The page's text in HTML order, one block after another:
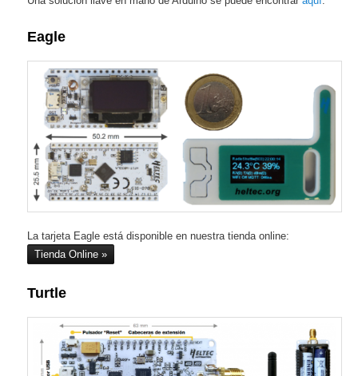
Eagle
La tarjeta Eagle está disponible en nuestra tienda online:
Tienda Online
Turtle